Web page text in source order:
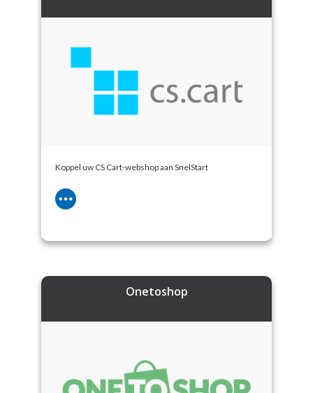
Koppel uw CS Cart-webshop aan SnelStart
Onetoshop